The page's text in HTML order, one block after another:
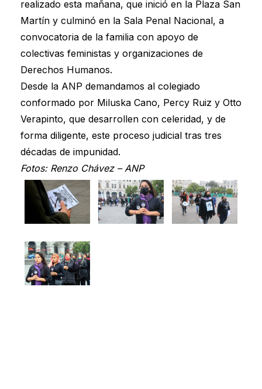
realizado esta mañana, que inició en la Plaza San
Martín y culminó en la Sala Penal Nacional, a
convocatoria de la familia con apoyo de
colectivas feministas y organizaciones de
Derechos Humanos.
Desde la ANP demandamos al colegiado
conformado por Miluska Cano, Percy Ruiz y Otto
Verapinto, que desarrollen con celeridad, y de
forma diligente, este proceso judicial tras tres
décadas de impunidad.
Fotos: Renzo Chávez – ANP